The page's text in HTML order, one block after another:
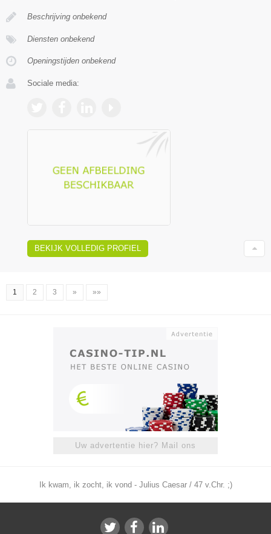
Beschrijving onbekend
Diensten onbekend
Openingstijden onbekend
Sociale media:
BEKIJK VOLLEDIG PROFIEL
1 2 3 » »»
Uw advertentie hier? Mail ons
Ik kwam, ik zocht, ik vond - Julius Caesar / 47 v.Chr. ;)